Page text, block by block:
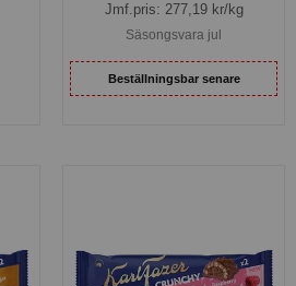
Jmf.pris: 277,19kr/kg
Säsongsvara jul
Beställningsbar senare